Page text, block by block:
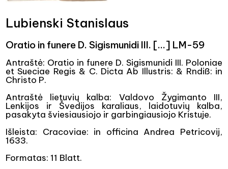
Lubienski Stanislaus
Oratio in funere D. Sigismunidi III. [...] LM-59
Antraštė: Oratio in funere D. Sigismunidi III. Poloniae
et Sueciae Regis & C. Dicta Ab Illustris: & Rndiß: in
Christo P.
Antraštė lietuvių kalba: Valdovo Žygimanto III,
Lenkijos ir Švedijos karaliaus, laidotuvių kalba,
pasakyta šviesiausiojo ir garbingiausiojo Kristuje.
Išleista: Cracoviae: in officina Andrea Petricovij,
1633.
Formatas: 11 Blatt.